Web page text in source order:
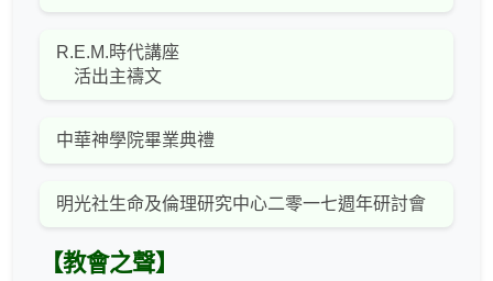
R.E.M.時代講座
活出主禱文
中華神學院畢業典禮
明光社生命及倫理研究中心二零一七週年研討會
【教會之聲】